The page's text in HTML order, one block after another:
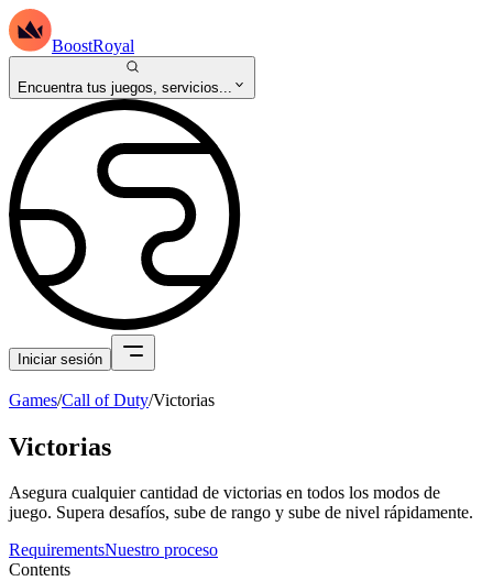
BoostRoyal
Encuentra tus juegos, servicios...
Iniciar sesión
Games/Call of Duty/Victorias
Victorias
Asegura cualquier cantidad de victorias en todos los modos de
juego. Supera desafíos, sube de rango y sube de nivel rápidamente.
RequirementsNuestro proceso
Contents